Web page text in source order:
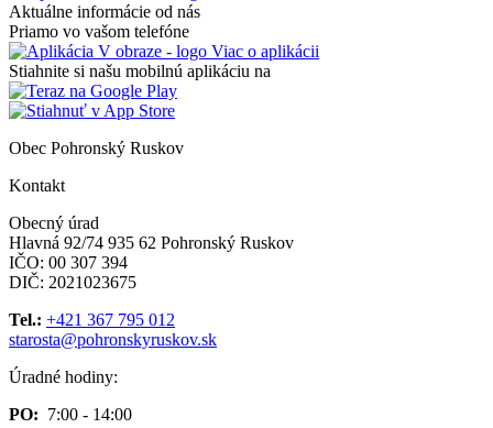
Aktuálne informácie od nás
Priamo vo vašom telefóne
Viac o aplikácii
Stiahnite si našu mobilnú aplikáciu na
Obec Pohronský Ruskov
Kontakt
Obecný úrad
Hlavná 92/74 935 62 Pohronský Ruskov
IČO: 00 307 394
DIČ: 2021023675
Tel.: +421 367 795 012
starosta@pohronskyruskov.sk
Úradné hodiny:
PO: 7:00 - 14:00